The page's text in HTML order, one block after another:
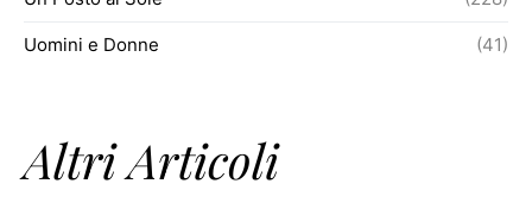
Uomini e Donne (41)
Altri Articoli